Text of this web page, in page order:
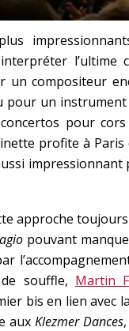
l’ultime
un compositeur
pour un
pour
profite à Paris
impressionnant
approche
pouvant
souffle, Martin
bis en lien avec la
aux Klezmer Dances